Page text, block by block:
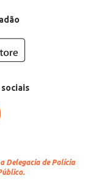
Delegacia de Polícia